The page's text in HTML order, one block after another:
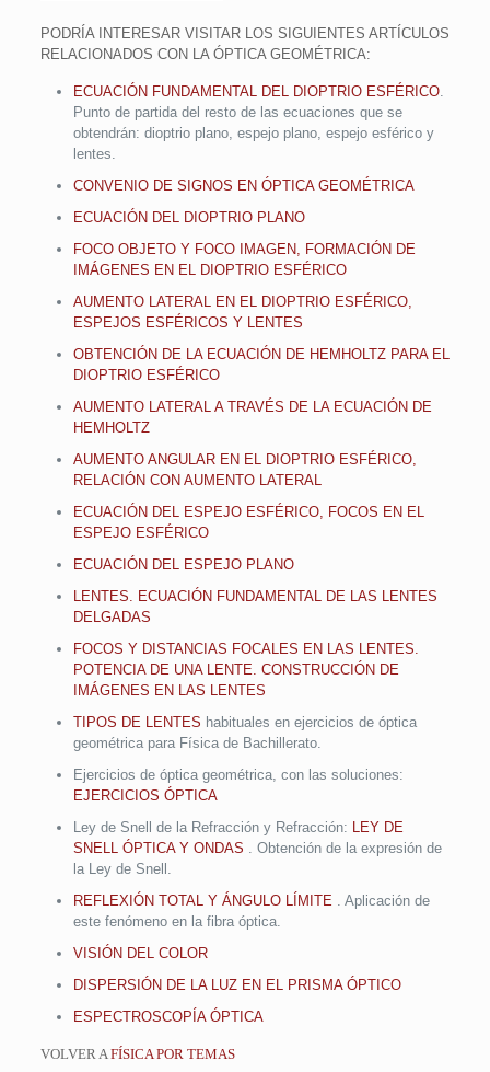
PODRÍA INTERESAR VISITAR LOS SIGUIENTES ARTÍCULOS
RELACIONADOS CON LA ÓPTICA GEOMÉTRICA:
ECUACIÓN FUNDAMENTAL DEL DIOPTRIO ESFÉRICO.
Punto de partida del resto de las ecuaciones que se
obtendrán: dioptrio plano, espejo plano, espejo esférico y
lentes.
CONVENIO DE SIGNOS EN ÓPTICA GEOMÉTRICA
ECUACIÓN DEL DIOPTRIO PLANO
FOCO OBJETO Y FOCO IMAGEN, FORMACIÓN DE
IMÁGENES EN EL DIOPTRIO ESFÉRICO
AUMENTO LATERAL EN EL DIOPTRIO ESFÉRICO,
ESPEJOS ESFÉRICOS Y LENTES
OBTENCIÓN DE LA ECUACIÓN DE HEMHOLTZ PARA EL
DIOPTRIO ESFÉRICO
AUMENTO LATERAL A TRAVÉS DE LA ECUACIÓN DE
HEMHOLTZ
AUMENTO ANGULAR EN EL DIOPTRIO ESFÉRICO,
RELACIÓN CON AUMENTO LATERAL
ECUACIÓN DEL ESPEJO ESFÉRICO, FOCOS EN EL
ESPEJO ESFÉRICO
ECUACIÓN DEL ESPEJO PLANO
LENTES. ECUACIÓN FUNDAMENTAL DE LAS LENTES
DELGADAS
FOCOS Y DISTANCIAS FOCALES EN LAS LENTES.
POTENCIA DE UNA LENTE. CONSTRUCCIÓN DE
IMÁGENES EN LAS LENTES
TIPOS DE LENTES habituales en ejercicios de óptica
geométrica para Física de Bachillerato.
Ejercicios de óptica geométrica, con las soluciones:
EJERCICIOS ÓPTICA
Ley de Snell de la Refracción y Refracción: LEY DE
SNELL ÓPTICA Y ONDAS . Obtención de la expresión de
la Ley de Snell.
REFLEXIÓN TOTAL Y ÁNGULO LÍMITE . Aplicación de
este fenómeno en la fibra óptica.
VISIÓN DEL COLOR
DISPERSIÓN DE LA LUZ EN EL PRISMA ÓPTICO
ESPECTROSCOPÍA ÓPTICA
VOLVER A FÍSICA POR TEMAS